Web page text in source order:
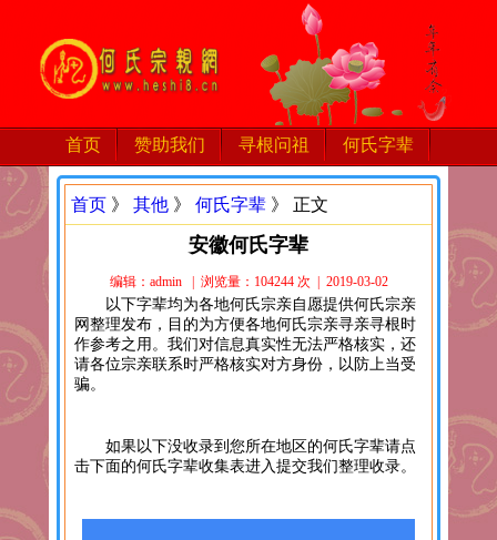
首页 赞助我们 寻根问祖 何氏字辈
首页 》 其他 》 何氏字辈 》 正文
安徽何氏字辈
编辑：admin | 浏览量：104244 次 | 2019-03-02
以下字辈均为各地何氏宗亲自愿提供何氏宗亲
网整理发布，目的为方便各地何氏宗亲寻亲寻根时
作参考之用。我们对信息真实性无法严格核实，还
请各位宗亲联系时严格核实对方身份，以防上当受
骗。
如果以下没收录到您所在地区的何氏字辈请点
击下面的何氏字辈收集表进入提交我们整理收录。